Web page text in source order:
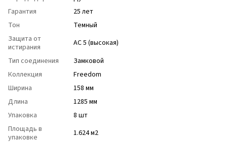
Гарантия
25 лет
Тон
Темный
Защита от
истирания
АС 5 (высокая)
Тип соединения
Замковой
Коллекция
Freedom
Ширина
158 мм
Длина
1285 мм
Упаковка
8 шт
Площадь в
упаковке
1.624 м2